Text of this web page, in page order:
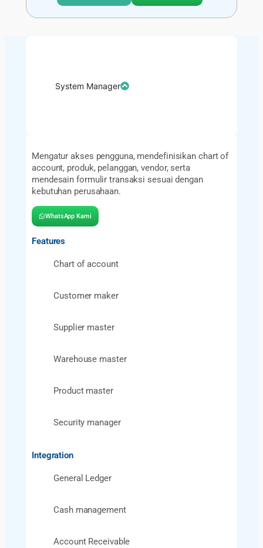
System Manager
Mengatur akses pengguna, mendefinisikan chart of
account, produk, pelanggan, vendor, serta
mendesain formulir transaksi sesuai dengan
kebutuhan perusahaan.
WhatsApp Kami
Features
Chart of account
Customer maker
Supplier master​
Warehouse master​
Product master​
Security manager​
Integration
General Ledger​
Cash management​
Account Receivable​